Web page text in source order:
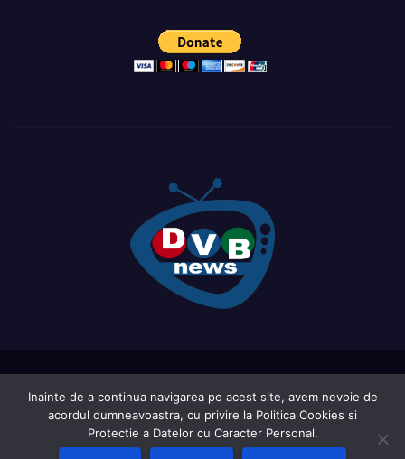
Acasa Ce este DVB-ul? LIVE TV ( in curs de actualizare )
Inainte de a continua navigarea pe acest site, avem nevoie de
acordul dumneavoastra, cu privire la Politica Cookies si
Protectie a Datelor cu Caracter Personal.